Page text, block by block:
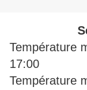
Température
17:00
Température